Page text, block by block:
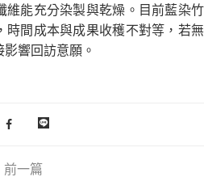
維能充分染製與乾燥。目前藍染竹
時間成本與成果收穫不對等，若無
響回訪意願。
前一篇